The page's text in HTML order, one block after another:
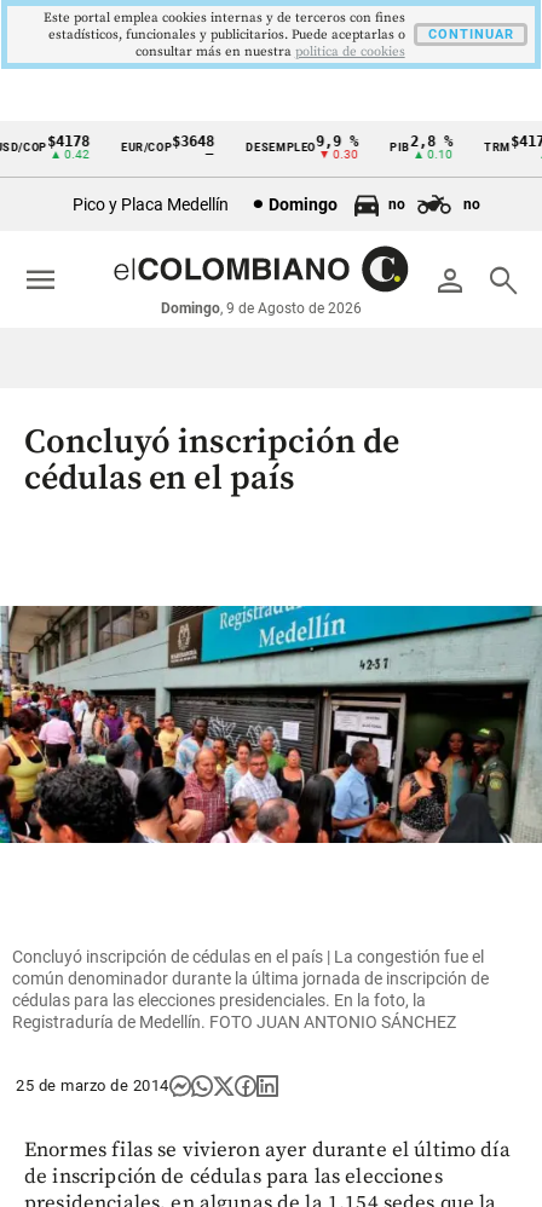
Cintillo
económicos
Colombia
COP$4178
▲ 0.42
EUR/COP$3648 DESEMPLEO 9,9 %
▼ 0.30
PIB2,8 %
▲ 0.10
TRM
▲
Pico y Placa Medellín Domingo no no
person search
Domingo, 9 de Agosto de 2026
menu
Concluyó inscripción de
cédulas en el país
Concluyó inscripción de cédulas en el país | La congestión fue el
común denominador durante la última jornada de inscripción de
cédulas para las elecciones presidenciales. En la foto, la
Registraduría de Medellín. FOTO JUAN ANTONIO SÁNCHEZ
25 de marzo de 2014
Enormes filas se vivieron ayer durante el último día
de inscripción de cédulas para las elecciones
Este portal emplea cookies internas y de terceros con fines
estadísticos, funcionales y publicitarios. Puede aceptarlas o
consultar más en nuestra politica de cookies
CONTINUAR